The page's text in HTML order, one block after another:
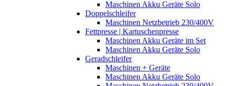
Maschinen Akku Geräte Solo
Doppelschleifer
Maschinen Netzbetrieb 230/400V
Fettpresse | Kartuschenpresse
Maschinen Akku Geräte im Set
Maschinen Akku Geräte Solo
Geradschleifer
Maschinen + Geräte
Maschinen Akku Geräte Solo